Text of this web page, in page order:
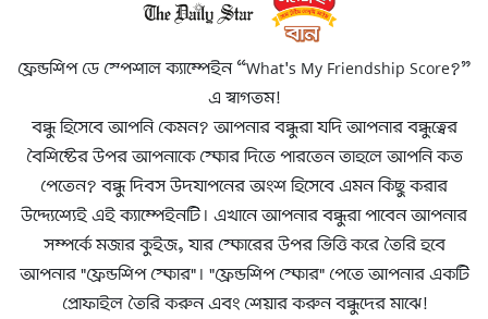
ফ্রেন্ডশিপ ডে স্পেশাল ক্যাম্পেইন “What's My Friendship Score?”
এ স্বাগতম!
বন্ধু হিসেবে আপনি কেমন? আপনার বন্ধুরা যদি আপনার বন্ধুত্বের
বৈশিষ্টের উপর আপনাকে স্কোর দিতে পারতেন তাহলে আপনি কত
পেতেন? বন্ধু দিবস উদযাপনের অংশ হিসেবে এমন কিছু করার
উদ্দ্যেশ্যেই এই ক্যাম্পেইনটি। এখানে আপনার বন্ধুরা পাবেন আপনার
সম্পর্কে মজার কুইজ, যার স্কোরের উপর ভিত্তি করে তৈরি হবে
আপনার "ফ্রেন্ডশিপ স্কোর"। "ফ্রেন্ডশিপ স্কোর" পেতে আপনার একটি
প্রোফাইল তৈরি করুন এবং শেয়ার করুন বন্ধুদের মাঝে!